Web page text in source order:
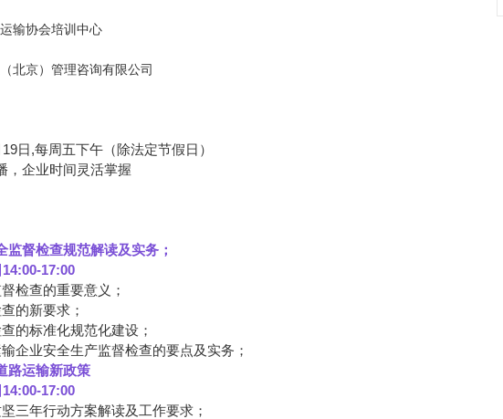
输协会培训中心
北京）管理咨询有限公司
19日,每周五下午（除法定节假日）
，企业时间灵活掌握
监督检查规范解读及实务；
17:00
检查的重要意义；
的新要求；
的标准化规范化建设；
企业安全生产监督检查的要点及实务；
路运输新政策
17:00
三年行动方案解读及工作要求；